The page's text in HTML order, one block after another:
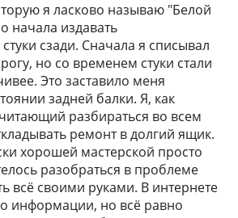
я ласково называю "Белой
начала издавать
сзади. Сначала я списывал
но со временем стуки стали
Это заставило меня
задней балки. Я, как
разбираться во всем
ремонт в долгий ящик.
хорошей мастерской просто
разобраться в проблеме
всё своими руками. В интернете
информации, но всё равно